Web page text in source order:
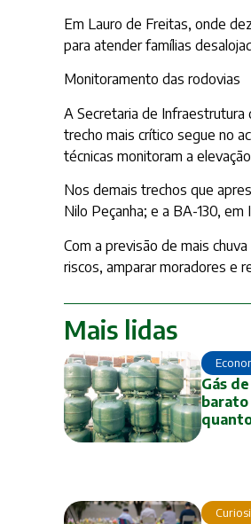
Em Lauro de Freitas, onde
para atender famílias
Monitoramento das rodovias
A Secretaria de Infraestrutura
trecho mais crítico segue no
técnicas monitoram a
Nos demais trechos que
Nilo Peçanha; e a BA-130,
Com a previsão de mais
riscos, amparar moradores e
Mais lidas
Gás
barato